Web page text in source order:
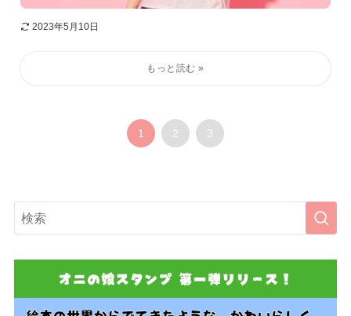
2023年5月10日
1 2 3